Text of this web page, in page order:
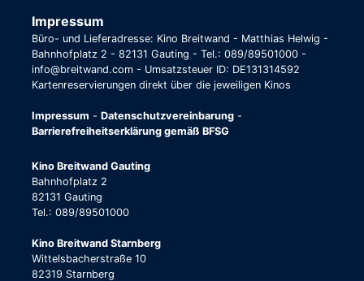
Impressum
Büro- und Lieferadresse: Kino Breitwand - Matthias Helwig -
Bahnhofplatz 2 - 82131 Gauting - Tel.: 089/89501000 -
info@breitwand.com - Umsatzsteuer ID: DE131314592
Kartenreservierungen direkt über die jeweiligen Kinos
Impressum - Datenschutzvereinbarung -
Barrierefreiheitserklärung gemäß BFSG
Kino Breitwand Gauting
Bahnhofplatz 2
82131 Gauting
Tel.: 089/89501000
Kino Breitwand Starnberg
Wittelsbacherstraße 10
82319 Starnberg